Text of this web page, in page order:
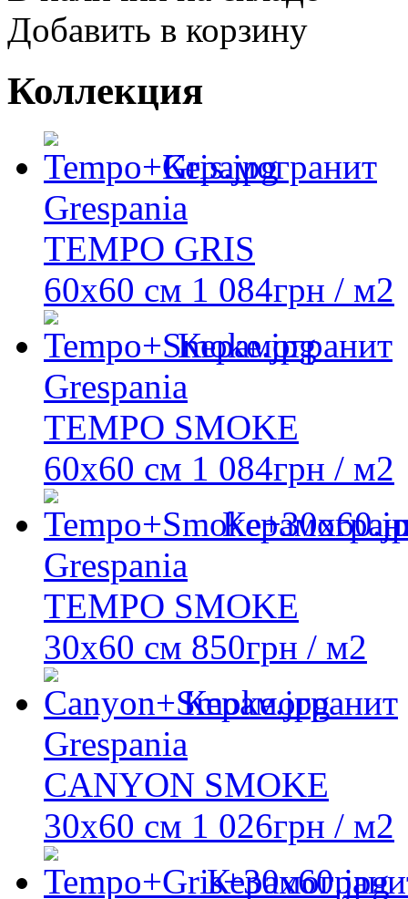
Добавить в корзину
Коллекция
Керамогранит
Grespania
TEMPO GRIS
60x60 см 1 084грн / м2
Керамогранит
Grespania
TEMPO SMOKE
60x60 см 1 084грн / м2
Grespania
TEMPO SMOKE
30x60 см 850грн / м2
Керамогранит
Grespania
CANYON SMOKE
30x60 см 1 026грн / м2